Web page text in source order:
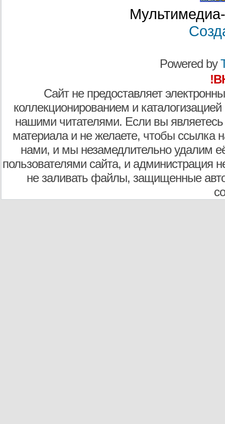
Powered by
Сайт не предоставляет
коллекционированием и
нашими читателями. Если вы являетесь
материала и не желаете, чтобы ссылка
нами, и мы незамедлительно удалим
пользователями сайта, и администрация
не заливать файлы, защищенные